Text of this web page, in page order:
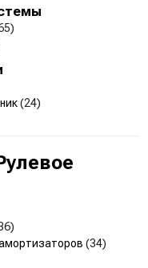
(24)
(34)